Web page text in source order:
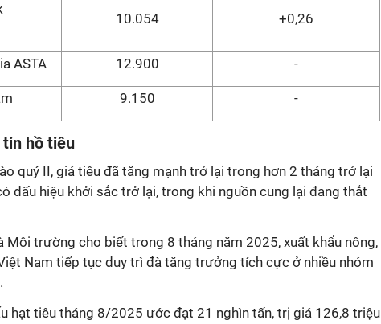
10.054 +0,26
ASTA 12.900 -
9.150 -
hồ tiêu
quý II, giá tiêu đã tăng mạnh trở lại trong hơn 2 tháng trở lại
dấu hiệu khởi sắc trở lại, trong khi nguồn cung lại đang thắt
Môi trường cho biết trong 8 tháng năm 2025, xuất khẩu nông,
Nam tiếp tục duy trì đà tăng trưởng tích cực ở nhiều nhóm
hạt tiêu tháng 8/2025 ước đạt 21 nghìn tấn, trị giá 126,8 triệu